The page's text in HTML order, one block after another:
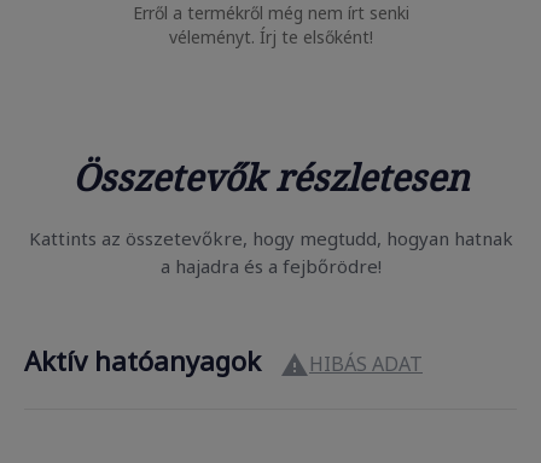
Erről a termékről még nem írt senki
véleményt. Írj te elsőként!
Összetevők részletesen
Kattints az összetevőkre, hogy megtudd, hogyan hatnak
a hajadra és a fejbőrödre!
Aktív hatóanyagok HIBÁS ADAT